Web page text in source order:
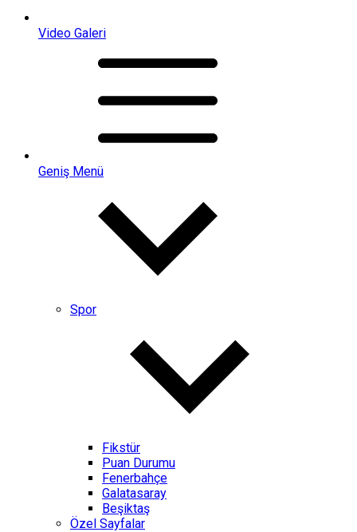
Video Galeri
Geniş Menü
Spor
Fikstür
Puan Durumu
Fenerbahçe
Galatasaray
Beşiktaş
Özel Sayfalar